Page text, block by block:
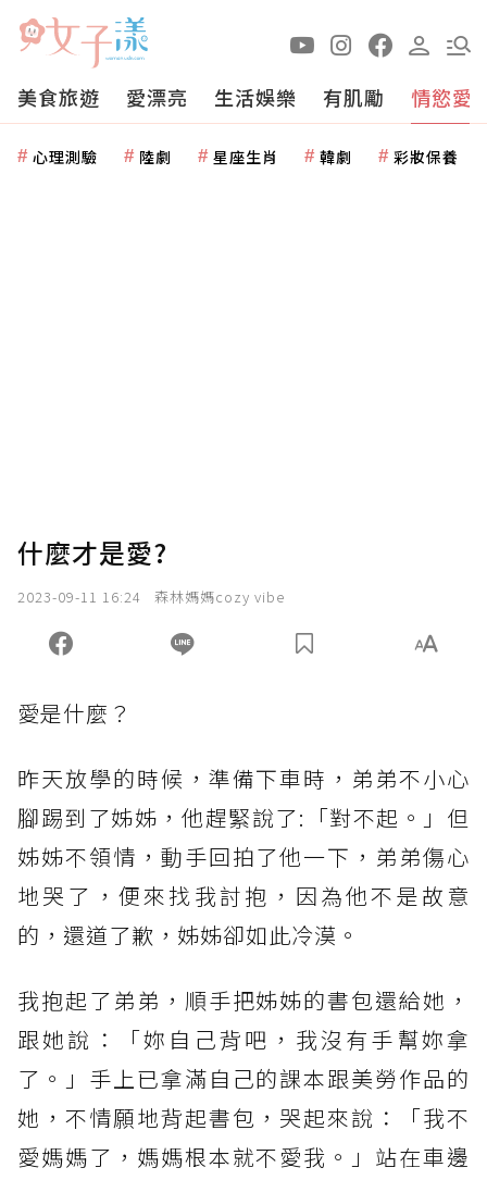
美食旅遊 愛漂亮 生活娛樂 有肌勵 情慾愛
心理測驗 陸劇 星座生肖 韓劇 彩妝保養
什麼才是愛?
2023-09-11 16:24 森林媽媽cozy vibe
愛是什麼？
昨天放學的時候，準備下車時，弟弟不小心
腳踢到了姊姊，他趕緊說了:「對不起。」但
姊姊不領情，動手回拍了他一下，弟弟傷心
地哭了，便來找我討抱，因為他不是故意
的，還道了歉，姊姊卻如此冷漠。
我抱起了弟弟，順手把姊姊的書包還給她，
跟她說：「妳自己背吧，我沒有手幫妳拿
了。」手上已拿滿自己的課本跟美勞作品的
她，不情願地背起書包，哭起來說：「我不
愛媽媽了，媽媽根本就不愛我。」站在車邊